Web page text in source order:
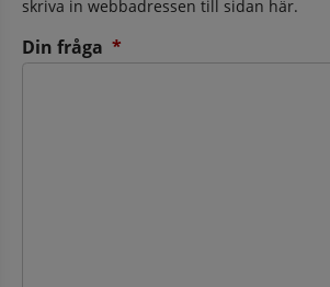
skriva in webbadressen till sidan här.
Din fråga *